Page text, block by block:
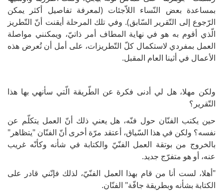
بمساعدة بعض النّساء اللاّجئات (لمعرفة تفاصيل أكثر يمكن
الرّجوع إلى التّقرير السّابق). وفي تلك المرحلة أيقنت أنّ التّطريز
الّذي أقوم به هو في نهاية المطاف أمر ذاتيّ، ويمكنني مواصلة
العمل بمفردي لاستكمال كلّ التّطريزات، على أمل أن تُعرض هذه
الأعمال في أثينا العام المقبل.
ولكن مهلا، هل لي أدنى فكرة عن الطّريقة الّتي سأنهي بها هذا
التّقرير؟
حين يكتب الفنّان حول فنّه، هل يعني ذلك أنّ العمل يتكلّم عن
نفسه؟ ولكن في هذا السّياق، أعتقد مرّة أخرى أنّ الفنّان "يتظاهر"
بالخروج من بوتقة العمل الفنّيّ والكتابة في شأنه وكأنّه غريب
عنه، أو هو متفرّج جديد.
"أهلا، لست أنا من قام بهذا العمل الفنّيّ، لذلك فإنّني قادر على
الكتابة بشأنه وبطريقة جافّة" الفنّان.